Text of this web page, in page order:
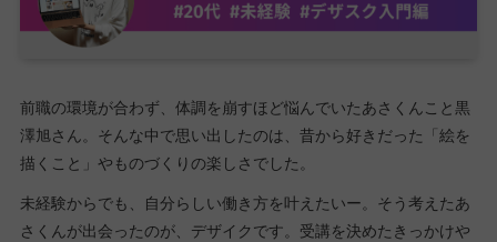
前職の環境が合わず、体調を崩すほど悩んでいたあさくんこと黒
澤旭さん。そんな中で思い出したのは、昔から好きだった「絵を
描くこと」やものづくりの楽しさでした。
未経験からでも、自分らしい働き方を叶えたいー。そう考えたあ
さくんが出会ったのが、デザイクです。受講を決めたきっかけや